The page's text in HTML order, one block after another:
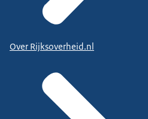
Over Rijksoverheid.nl